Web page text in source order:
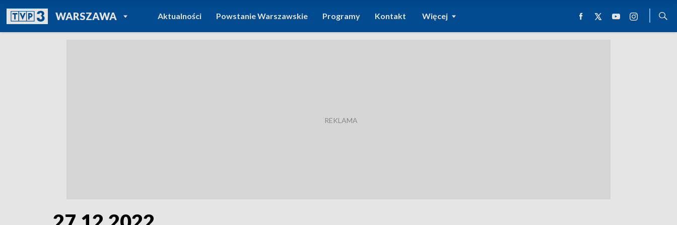
WARSZAWAPOWRÓT DO
TVP REGIONY
Aktualności Powstanie Warszawskie Programy Kontakt Więcej